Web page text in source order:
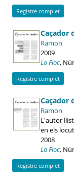
Registre complet
Caçador
Ramon
2009
Lo Floc,
Registre complet
Caçador
Ramon
L'autor
en els
2008
Lo Floc,
Registre complet